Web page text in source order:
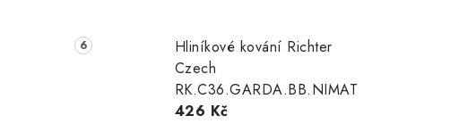
Hliníkové kování Richter
Czech
RK.C36.GARDA.BB.NIMAT
426 Kč